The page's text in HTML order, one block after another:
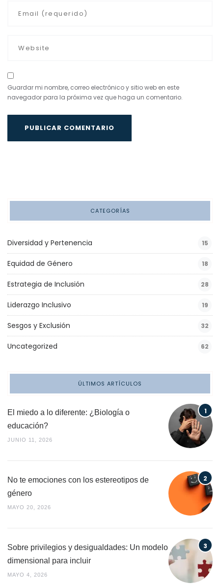
Guardar mi nombre, correo electrónico y sitio web en este
navegador para la próxima vez que haga un comentario.
CATEGORÍAS
Diversidad y Pertenencia 15
Equidad de Género 18
Estrategia de Inclusión 28
Liderazgo Inclusivo 19
Sesgos y Exclusión 32
Uncategorized 62
ÚLTIMOS ARTÍCULOS
El miedo a lo diferente: ¿Biología o
educación?
JUNIO 11, 2026
No te emociones con los estereotipos de
género
MAYO 20, 2026
Sobre privilegios y desigualdades: Un modelo
dimensional para incluir
MAYO 4, 2026